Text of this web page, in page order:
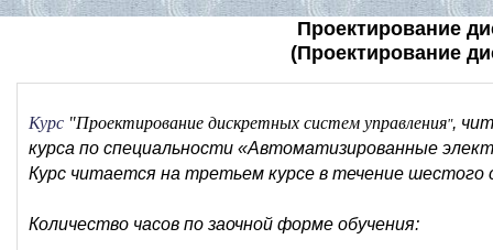
Проектирование
(Проектирование
Курс "Проектирование дискретных систем управления",
курса по специальности «Автоматизированные
Курс читается на третьем курсе в течение шестого
Количество часов по заочной форме обучения: